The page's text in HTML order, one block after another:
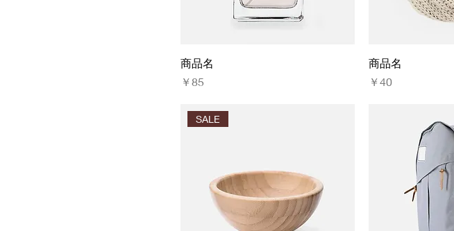
商品名
価格
￥85
商品名
価格
￥40
SALE